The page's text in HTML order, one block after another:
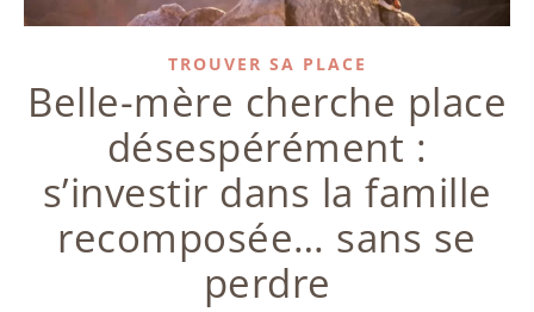
TROUVER SA PLACE
Belle-mère cherche place
désespérément :
s’investir dans la famille
recomposée… sans se
perdre